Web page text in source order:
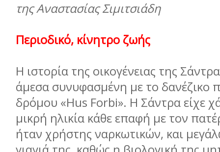
της Αναστασίας Σιμιτσιάδη
Περιοδικό, κίνητρο ζωής
Η ιστορία της οικογένειας της
άµεσα συνυφασµένη µε το δανέζικο
δρόµου «Hus Forbi». Η Σάντρα είχε
µικρή ηλικία κάθε επαφή µε τον
ήταν χρήστης ναρκωτικών, και